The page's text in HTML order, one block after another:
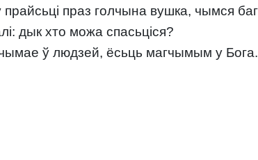
праз голчына вушка, чымся
дык хто можа спасьціся?
ў людзей, ёсьць магчымым у Бога.